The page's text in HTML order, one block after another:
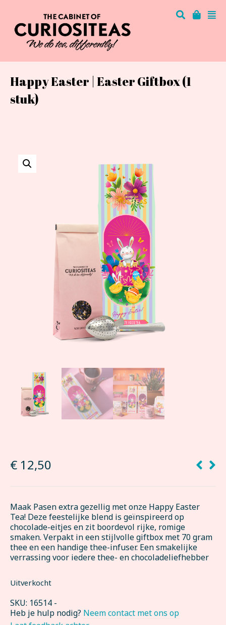
Happy Easter | Easter Giftbox (1
stuk)
€ 12,50
Maak Pasen extra gezellig met onze Happy Easter
Tea! Deze feestelijke blend is geïnspireerd op
chocolade-eitjes en zit boordevol rijke, romige
smaken. Verpakt in een stijlvolle giftbox met 70 gram
thee en een handige thee-infuser. Een smakelijke
verrassing voor iedere thee- en chocoladeliefhebber
Uitverkocht
SKU: 16514 -
Heb je hulp nodig? Neem contact met ons op